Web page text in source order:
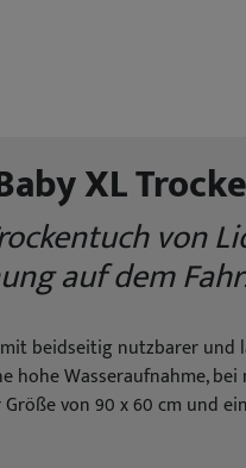
XL
von
auf dem
beidseitig nutzbarer
hohe Wasseraufnahme,
von 90 x 60 cm und